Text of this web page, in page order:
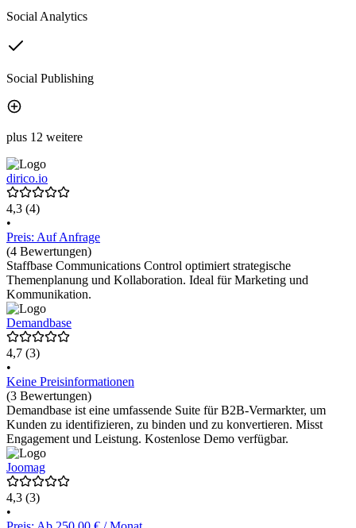
Social Analytics
Social Publishing
plus 12 weitere
dirico.io
4,3 (4)
•
Preis: Auf Anfrage
(4 Bewertungen)
Staffbase Communications Control optimiert strategische
Themenplanung und Kollaboration. Ideal für Marketing und
Kommunikation.
Demandbase
4,7 (3)
•
Keine Preisinformationen
(3 Bewertungen)
Demandbase ist eine umfassende Suite für B2B-Vermarkter, um
Kunden zu identifizieren, zu binden und zu konvertieren. Misst
Engagement und Leistung. Kostenlose Demo verfügbar.
Joomag
4,3 (3)
•